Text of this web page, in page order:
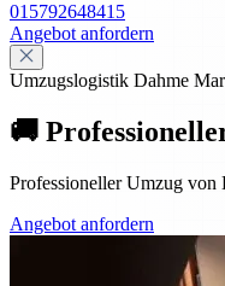
015792648415
Angebot anfordern
Umzugslogistik Dahme
🚚
Professioneller Umzug von
Angebot anfordern